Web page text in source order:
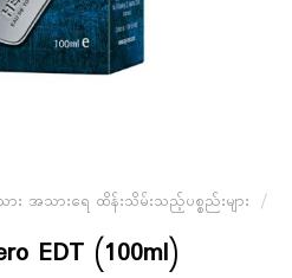
ား အသားရေ ထိန်းသိမ်းသည့်ပစ္စည်းများ /
EDT (100ml)